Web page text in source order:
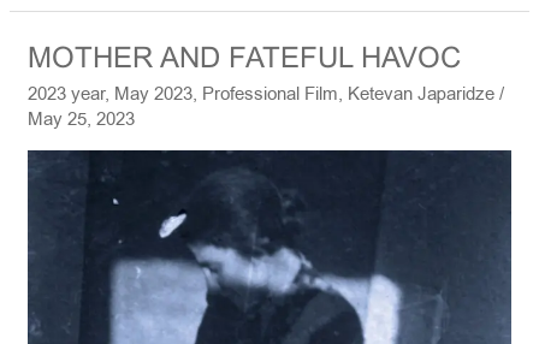
MOTHER AND FATEFUL HAVOC
2023 year, May 2023, Professional Film, Ketevan Japaridze /
May 25, 2023
MOTHER
FATEFUL